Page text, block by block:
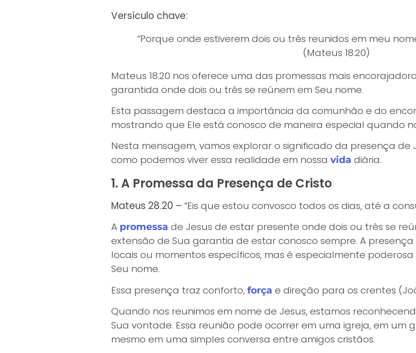
Versículo chave:
“Porque onde estiverem dois ou três reunidos em meu
(Mateus 18.20)
Mateus 18.20 nos oferece uma das promessas mais
garantida onde dois ou três se reúnem em Seu nome.
Esta passagem destaca a importância da comunhão e do
mostrando que Ele está conosco de maneira especial quando
Nesta mensagem, vamos explorar o significado da presença de
como podemos viver essa realidade em nossa vida diária.
1. A Promessa da Presença de Cristo
Mateus 28.20 – “Eis que estou convosco todos os dias, até a
A promessa de Jesus de estar presente onde dois ou três se
extensão de Sua garantia de estar conosco sempre. A
locais ou momentos específicos, mas é especialmente
Seu nome.
Essa presença traz conforto, força e direção para os crentes
Quando nos reunimos em nome de Jesus, estamos
Sua vontade. Essa reunião pode ocorrer em uma igreja, em um
mesmo em uma simples conversa entre amigos cristãos.